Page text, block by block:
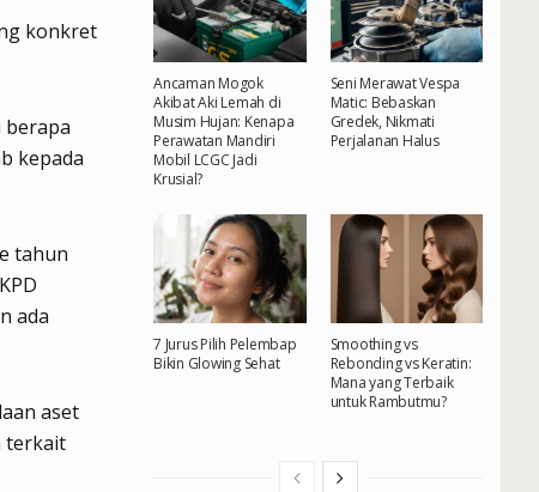
konkret
berapa
kepada
tahun
ada
aset
terkait
Ancaman Mogok
Akibat Aki Lemah di
Musim Hujan: Kenapa
Perawatan Mandiri
Mobil LCGC Jadi
Krusial?
Seni Merawat Vespa
Matic: Bebaskan
Gredek, Nikmati
Perjalanan Halus
7 Jurus Pilih Pelembap
Bikin Glowing Sehat
Smoothing vs
Rebonding vs Keratin:
Mana yang Terbaik
untuk Rambutmu?